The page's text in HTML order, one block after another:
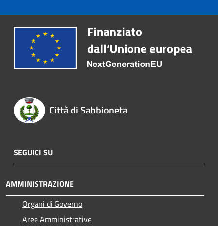
Città di Sabbioneta
SEGUICI SU
AMMINISTRAZIONE
Organi di Governo
Aree Amministrative